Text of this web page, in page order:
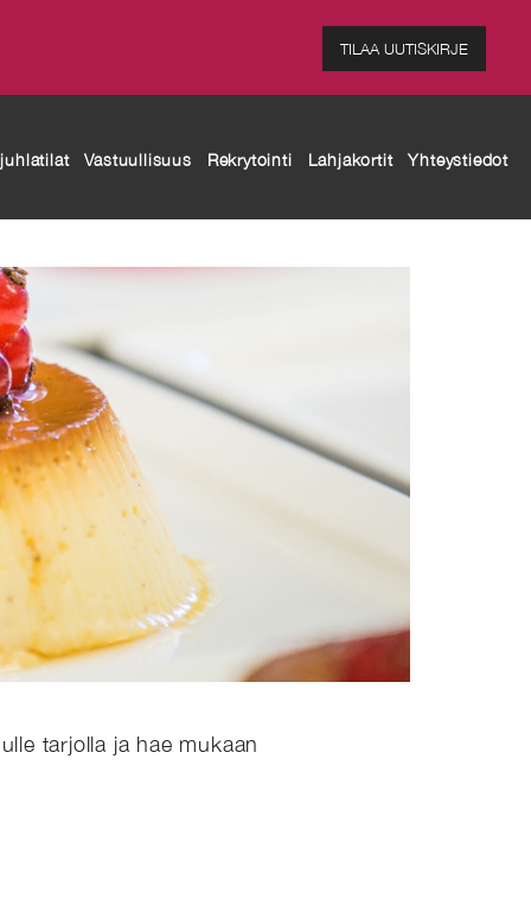
TILAA UUTISKIRJE
Vastuullisuus Rekrytointi Lahjakortit Yhteystiedot
tarjolla ja hae mukaan